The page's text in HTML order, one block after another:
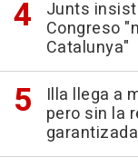
Junts
Congreso
Catalunya"
Illa llega a
pero sin la
garantizada